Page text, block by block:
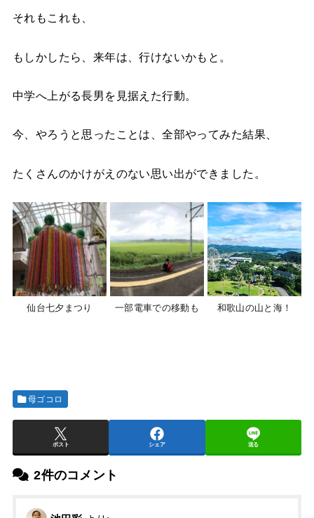
それもこれも、
もしかしたら、来年は、行けないかもと。
中学へ上がる長男を見据えた行動。
今、やろうと思ったことは、全部やってみた結果、
たくさんのかけがえのない思い出ができました。
仙台七夕まつり 一部電車での移動も 和歌山の山と海！
母ゴコロ
ポスト シェア 送る
2件のコメント